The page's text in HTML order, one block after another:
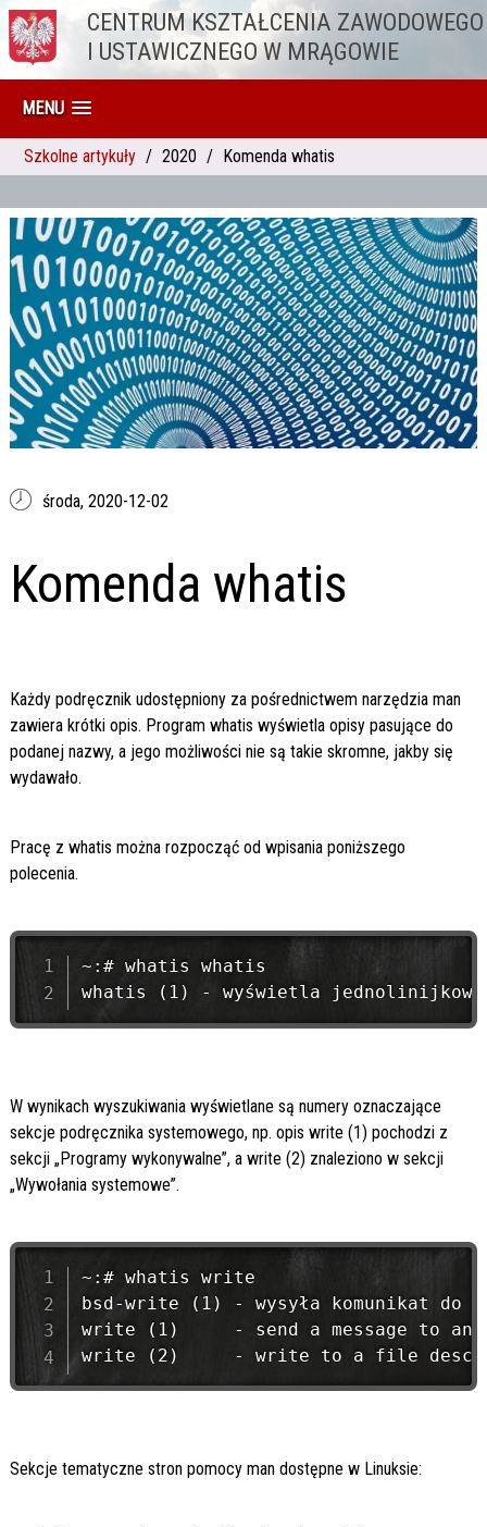
Przejdź do treściCENTRUM KSZTAŁCENIA ZAWODOWEGO
I USTAWICZNEGO W MRĄGOWIE
MENU
Szkolne artykuły 2020 Komenda whatis
środa, 2020-12-02
Komenda whatis
Każdy podręcznik udostępniony za pośrednictwem narzędzia man
zawiera krótki opis. Program whatis wyświetla opisy pasujące do
podanej nazwy, a jego możliwości nie są takie skromne, jakby się
wydawało.
Pracę z whatis można rozpocząć od wpisania poniższego
polecenia.
~:# whatis whatis
W wynikach wyszukiwania wyświetlane są numery oznaczające
sekcje podręcznika systemowego, np. opis write (1) pochodzi z
sekcji „Programy wykonywalne”, a write (2) znaleziono w sekcji
„Wywołania systemowe”.
~:# whatis write
bsd-write (1) - wysyła komunikat do
write (1)     - send a message to
Sekcje tematyczne stron pomocy man dostępne w Linuksie: